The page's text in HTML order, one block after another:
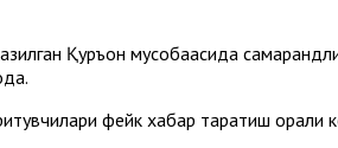
Қуръон мусобақасида
фейк хабар тарқатиш орқали